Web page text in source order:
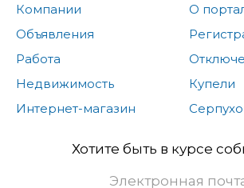
Компании
Объявления
Работа
Недвижимость
Интернет-магазин
О
Купели
Хотите быть в курсе